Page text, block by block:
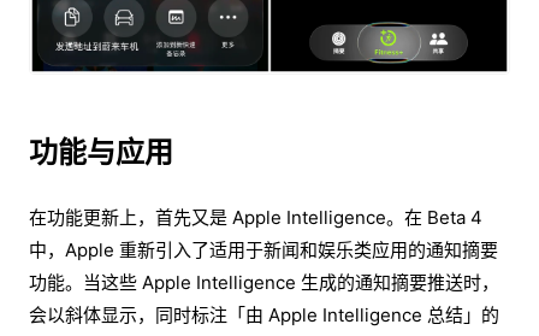
功能与应用
在功能更新上，首先又是 Apple Intelligence。在 Beta 4
中，Apple 重新引入了适用于新闻和娱乐类应用的通知摘要
功能。当这些 Apple Intelligence 生成的通知摘要推送时，
会以斜体显示，同时标注「由 Apple Intelligence 总结」的